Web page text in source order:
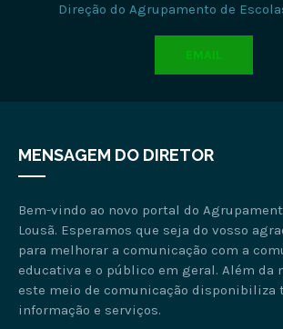
Direção do Agrupamento de
EMAIL
MENSAGEM DO DIRETOR
Bem-vindo ao novo portal do
Lousã. Esperamos que seja do vosso
para melhorar a comunicação com a
educativa e o público em geral. Além da
este meio de comunicação disponibiliza
informação e serviços.